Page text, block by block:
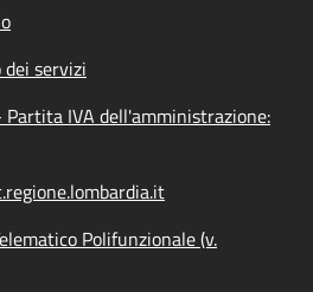
servizi
Partita IVA dell'amministrazione:
Polifunzionale (v.